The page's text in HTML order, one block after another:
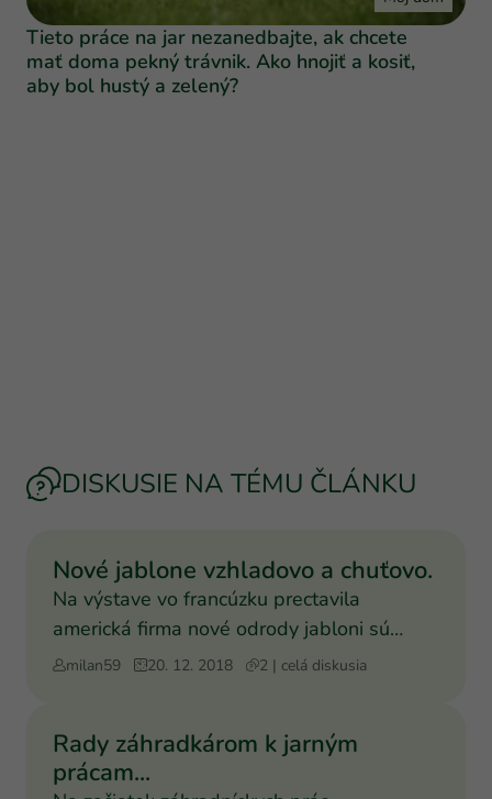
Tieto práce na jar nezanedbajte, ak chcete
mať doma pekný trávnik. Ako hnojiť a kosiť,
aby bol hustý a zelený?
DISKUSIE NA TÉMU ČLÁNKU
Nové jablone vzhladovo a chuťovo.
Na výstave vo francúzku prectavila
americká firma nové odrody jabloni sú
vzhladovo nádherné a chuťov
milan59 20. 12. 2018 2 | celá diskusia
Rady záhradkárom k jarným
prácam...